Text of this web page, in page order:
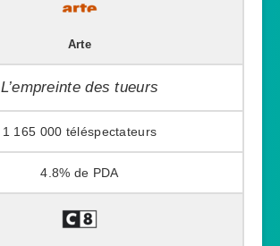
Arte
L’empreinte des tueurs
1 165 000
4.8%